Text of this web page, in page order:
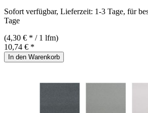
Sofort verfügbar, Lieferzeit: 1-3 Tage, für
Tage
(4,30 € * / 1 lfm)
10,74 € *
In den Warenkorb